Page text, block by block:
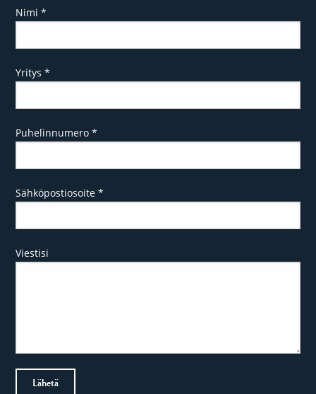
Nimi*
Yritys*
Puhelinnumero*
Sähköpostiosoite*
Viestisi